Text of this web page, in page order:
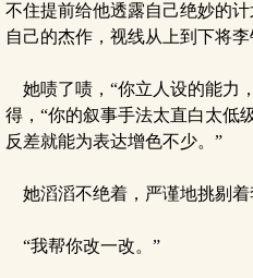
不住提前给他透露自己绝妙的
自己的杰作，视线从上到下将李
她啧了啧，“你立人设的能力
得，“你的叙事手法太直白太低
反差就能为表达增色不少。”
她滔滔不绝着，严谨地挑剔着
“我帮你改一改。”